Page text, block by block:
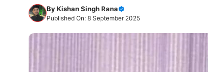
ByKishan Singh Rana
Published On: 8 September 2025